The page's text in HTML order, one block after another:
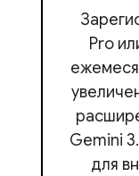
Pro
Gemini
для